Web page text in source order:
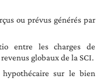
ou prévus générés par
entre les charges de
globaux de la SCI.
hypothécaire sur le bien